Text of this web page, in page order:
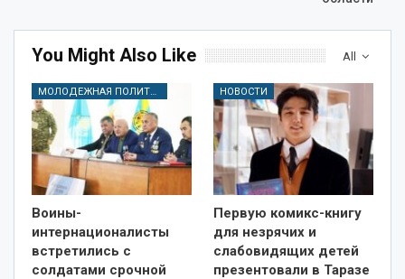
All
You Might Also Like
МОЛОДЕЖНАЯ ПОЛИТИКА
Воины-
интернационалисты
встретились с
солдатами срочной
НОВОСТИ
Первую комикс-книгу
для незрячих и
слабовидящих детей
презентовали в Таразе